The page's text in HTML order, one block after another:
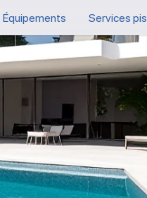
Équipements Services